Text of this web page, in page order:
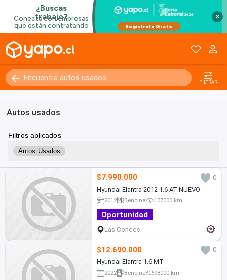
×
FILTRAR
Autos usados
Filtros aplicados
Autos Usados
$7.990.000
0
Hyundai Elantra 2012 1.6 AT NUEVO
2012 Bencina 107000 km
Oportunidad
Las Condes
$12.690.000
0
Hyundai Elantra 1.6 MT
2022 Bencina 98000 km